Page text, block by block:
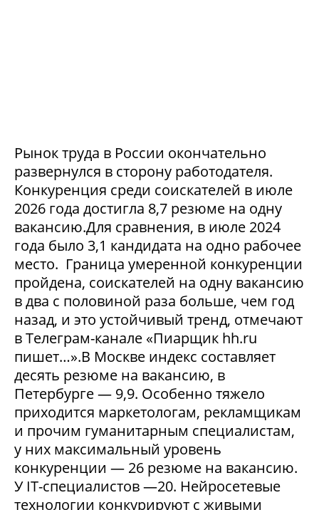
Рынок труда в России окончательно
развернулся в сторону работодателя.
Конкуренция среди соискателей в июле
2026 года достигла 8,7 резюме на одну
вакансию.Для сравнения, в июле 2024
года было 3,1 кандидата на одно рабочее
место. Граница умеренной конкуренции
пройдена, соискателей на одну вакансию
в два с половиной раза больше, чем год
назад, и это устойчивый тренд, отмечают
в Телеграм-канале «Пиарщик hh.ru
пишет…».В Москве индекс составляет
десять резюме на вакансию, в
Петербурге — 9,9. Особенно тяжело
приходится маркетологам, рекламщикам
и прочим гуманитарным специалистам,
у них максимальный уровень
конкуренции — 26 резюме на вакансию.
У IT-специалистов —20. Нейросетевые
технологии конкурируют с живыми